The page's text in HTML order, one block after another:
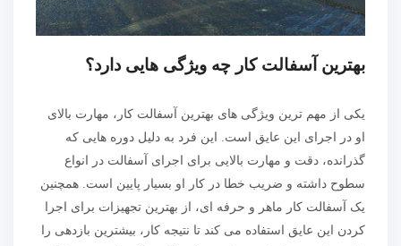
بهترین آسفالت کار چه ویژگی هایی دارد؟
یکی از مهم ترین ویژگی های بهترین آسفالت کار، مهارت بالای
او در اجرای این عایق است. این فرد به دلیل دوره هایی که
گذرانده، دقت و مهارت بالایی برای اجرای آسفالت در انواع
سطوح داشته و ضریب خطا در کار او بسیار پایین است. همچنین
یک آسفالت کار ماهر و حرفه ای، از بهترین تجهیزات برای اجرا
کردن این عایق استفاده می کند تا نتیجه کار، بیشترین بازدهی را